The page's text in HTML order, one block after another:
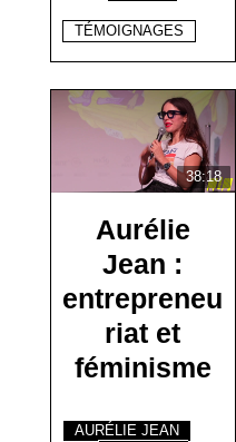
TÉMOIGNAGES
38:18
Aurélie
Jean :
entrepreneu
riat et
féminisme
AURÉLIE JEAN